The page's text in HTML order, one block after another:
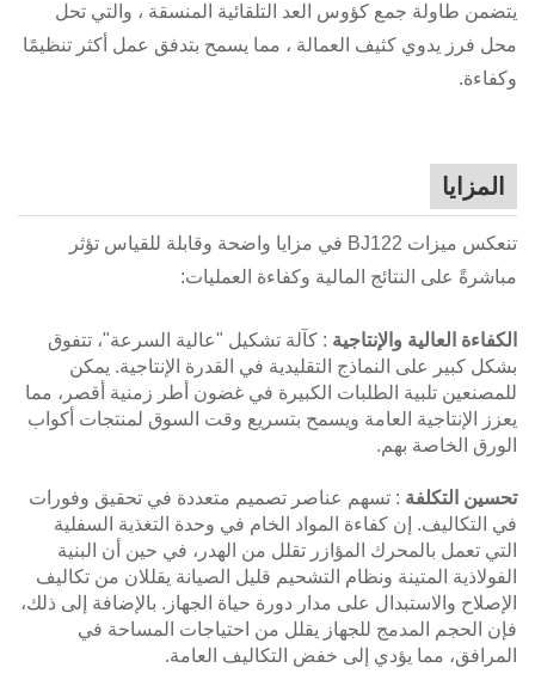
يتضمن طاولة جمع كؤوس العد التلقائية المنسقة ، والتي تحل
محل فرز يدوي كثيف العمالة ، مما يسمح بتدفق عمل أكثر تنظيمًا
وكفاءة.
المزايا
تنعكس ميزات BJ122 في مزايا واضحة وقابلة للقياس تؤثر
مباشرةً على النتائج المالية وكفاءة العمليات:
الكفاءة العالية والإنتاجية : كآلة تشكيل "عالية السرعة"، تتفوق
بشكل كبير على النماذج التقليدية في القدرة الإنتاجية. يمكن
للمصنعين تلبية الطلبات الكبيرة في غضون أطر زمنية أقصر، مما
يعزز الإنتاجية العامة ويسمح بتسريع وقت السوق لمنتجات أكواب
الورق الخاصة بهم.
تحسين التكلفة : تسهم عناصر تصميم متعددة في تحقيق وفورات
في التكاليف. إن كفاءة المواد الخام في وحدة التغذية السفلية
التي تعمل بالمحرك المؤازر تقلل من الهدر، في حين أن البنية
الفولاذية المتينة ونظام التشحيم قليل الصيانة يقللان من تكاليف
الإصلاح والاستبدال على مدار دورة حياة الجهاز. بالإضافة إلى ذلك،
فإن الحجم المدمج للجهاز يقلل من احتياجات المساحة في
المرافق، مما يؤدي إلى خفض التكاليف العامة.